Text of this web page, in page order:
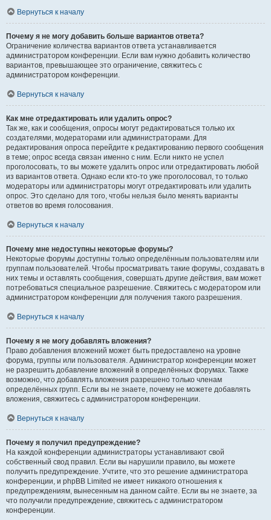
Вернуться к началу
Почему я не могу добавить больше вариантов ответа?
Ограничение количества вариантов ответа устанавливается
администратором конференции. Если вам нужно добавить количество
вариантов, превышающее это ограничение, свяжитесь с
администратором конференции.
Вернуться к началу
Как мне отредактировать или удалить опрос?
Так же, как и сообщения, опросы могут редактироваться только их
создателями, модераторами или администраторами. Для
редактирования опроса перейдите к редактированию первого сообщения
в теме; опрос всегда связан именно с ним. Если никто не успел
проголосовать, то вы можете удалить опрос или отредактировать любой
из вариантов ответа. Однако если кто-то уже проголосовал, то только
модераторы или администраторы могут отредактировать или удалить
опрос. Это сделано для того, чтобы нельзя было менять варианты
ответов во время голосования.
Вернуться к началу
Почему мне недоступны некоторые форумы?
Некоторые форумы доступны только определённым пользователям или
группам пользователей. Чтобы просматривать такие форумы, создавать в
них темы и оставлять сообщения, совершать другие действия, вам может
потребоваться специальное разрешение. Свяжитесь с модератором или
администратором конференции для получения такого разрешения.
Вернуться к началу
Почему я не могу добавлять вложения?
Право добавления вложений может быть предоставлено на уровне
форума, группы или пользователя. Администратор конференции может
не разрешить добавление вложений в определённых форумах. Также
возможно, что добавлять вложения разрешено только членам
определённых групп. Если вы не знаете, почему не можете добавлять
вложения, свяжитесь с администратором конференции.
Вернуться к началу
Почему я получил предупреждение?
На каждой конференции администраторы устанавливают свой
собственный свод правил. Если вы нарушили правило, вы можете
получить предупреждение. Учтите, что это решение администратора
конференции, и phpBB Limited не имеет никакого отношения к
предупреждениям, вынесенным на данном сайте. Если вы не знаете, за
что получили предупреждение, свяжитесь с администратором
конференции.